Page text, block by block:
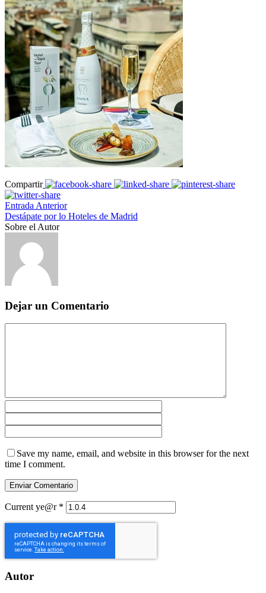
Compartir
Entrada Anterior
Destápate por lo Hoteles de Madrid
Sobre el Autor
Dejar un Comentario
Save my name, email, and website in this browser for the next
time I comment.
Current ye@r *
Autor